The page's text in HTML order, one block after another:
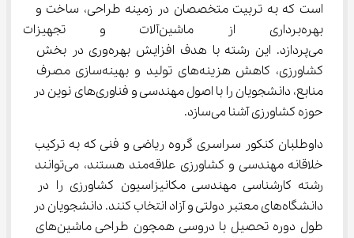
است که به تربیت متخصصان در زمینه طراحی، ساخت و
بهره‌برداری از ماشین‌آلات و
می‌پردازد. این رشته با هدف افزایش بهره‌وری در بخش
کشاورزی، کاهش هزینه‌های تولید و بهینه‌سازی مصرف
منابع، دانشجویان را با اصول مهندسی و فناوری‌های نوین در
حوزه کشاورزی آشنا می‌سازد.
داوطلبان کنکور سراسری گروه ریاضی و فنی که به ترکیب
خلاقانه مهندسی و کشاورزی علاقه‌مند هستند، می‌توانند
رشته کارشناسی مهندسی مکانیزاسیون کشاورزی را در
دانشگاه‌های معتبر دولتی و آزاد انتخاب کنند. دانشجویان در
طول دوره تحصیل با دروسی همچون طراحی ماشین‌های